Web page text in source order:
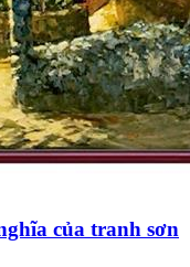
của tranh sơn